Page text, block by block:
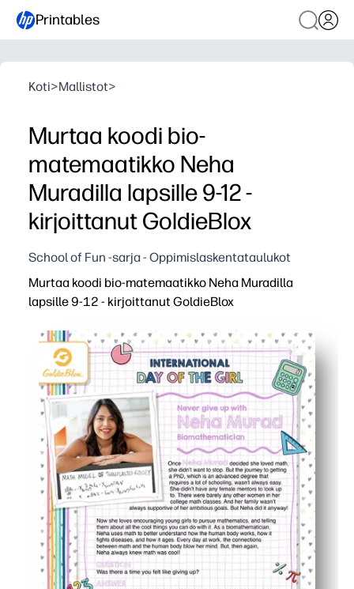
Printables
Koti>Mallistot>
Murtaa koodi bio-
matemaatikko Neha
Muradilla lapsille 9-12 -
kirjoittanut GoldieBlox
School of Fun -sarja - Oppimislaskentataulukot
Murtaa koodi bio-matemaatikko Neha Muradilla
lapsille 9-12 - kirjoittanut GoldieBlox
Tulosta vain ja mene - nolla valmistelua, nolla sotkua
Neha Murad herättää matematiikan kohtaamis-
Rakentaa logiikkaa, kuviontunnistusta ja
Joustava muoto - käytä kellosoittimiin, asemiin,